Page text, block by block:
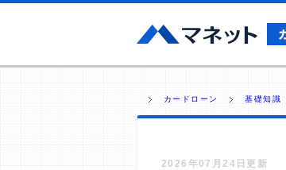
カードローン 基礎知識
2026年07月24日更新